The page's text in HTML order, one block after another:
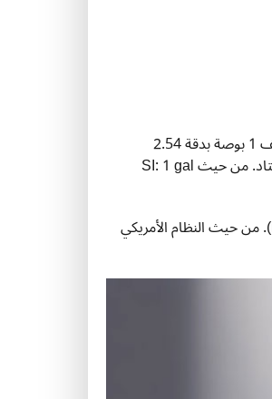
— بالضبط 231 بوصة مكعبة. مع تعريف 1 بوصة بدقة 2.54
سنتيمتر، فإن 1 gal أمريكي يساوي 3.785411784 لتر. الاختصار: gal. النظام: النظام الأمريكي المعتاد. من حيث SI: 1 gal
— بالضبط 1 ديسيمتر مكعب. 1 L = 1000 ملليلتر (mL) و1 L = 0.001 متر مكعب (m³). من حيث النظام الأمريكي